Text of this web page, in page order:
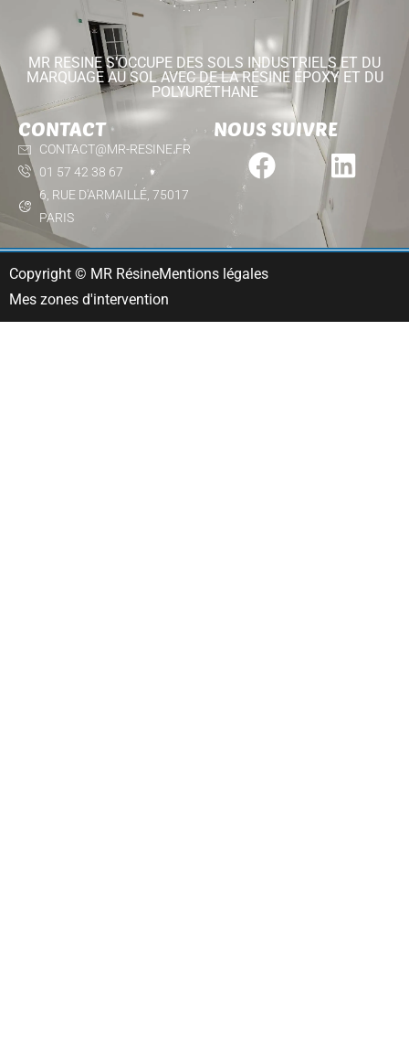
MR RESINE S'OCCUPE DES SOLS INDUSTRIELS ET DU
MARQUAGE AU SOL AVEC DE LA RÉSINE ÉPOXY ET DU
POLYURÉTHANE
CONTACT
CONTACT@MR-RESINE.FR
01 57 42 38 67
6, RUE D'ARMAILLÉ, 75017
PARIS
NOUS SUIVRE
Copyright © MR RésineMentions légales
Mes zones d'intervention